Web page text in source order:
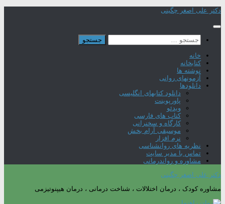
Skip
content
دکتر علی اصغر چگینی
جستجو
برای:
خانه
کتابخانه
نوشته ها
آزمونهای روانی
دانلودها
دانلود کتابهای انگلیسی
پاورپوینت
ویدئو
کتاب های فارسی
کارگاه و سخنرانی
موسیقی آرام بخش
نرم افزار
نظریه های روانشناسی
تماس با مدیر سایت
مشاوره و رواندرمانی
دکتر علی اصغر چگینی
مشاوره کودک ، درمان اختلالات ، شناخت درمانی ، درمان هیپنوتیزمی